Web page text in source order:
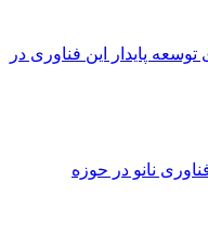
پایدار این فناوری‌ در